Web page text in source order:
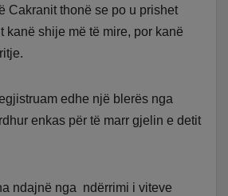
Cakranit thonë se po u prishet
kanë shije më të mire, por kanë
edhe një blerës nga
enkas për të marr gjelin e detit
ndajnë nga ndërrimi i viteve